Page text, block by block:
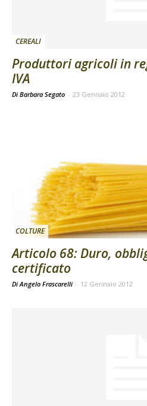
CEREALI
Produttori agricoli in
IVA
Di Barbara Segato - 23 Gennaio 2012
COLTURE
Articolo 68: Duro,
certificato
Di Angelo Frascarelli - 12 Gennaio 2012